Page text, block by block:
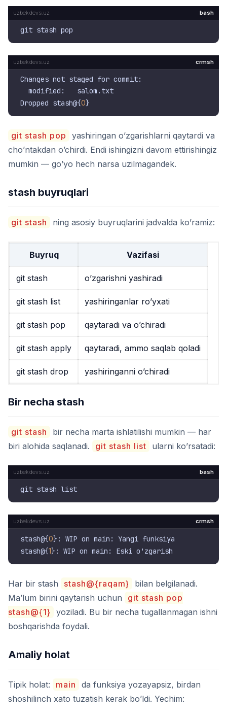
bash
crmsh
Changes not staged for commit:
  modified:   salom.txt
Dropped stash@{0
git stash pop
yashiringan o’zgarishlarni qaytardi va
cho’ntakdan o’chirdi. Endi ishingizni davom ettirishingiz
mumkin — go’yo hech narsa uzilmagandek.
stash buyruqlari
git stash ning asosiy buyruqlarini jadvalda ko’ramiz:
Buyruq Vazifasi
git stash o’zgarishni yashiradi
git stash list yashiringanlar ro’yxati
git stash pop qaytaradi va o’chiradi
git stash apply qaytaradi, ammo saqlab qoladi
git stash drop yashiringanni o’chiradi
Bir necha stash
git stash
bir necha marta ishlatilishi mumkin — har
biri alohida saqlanadi.
git stash list ularni ko’rsatadi:
bash
crmsh
stash@{0}: WIP on main: Yangi funksiya
stash@{1
Har bir stash stash@{raqam}
bilan belgilanadi.
Ma’lum birini qaytarish uchun
git stash pop
stash@{1}
yoziladi. Bu bir necha tugallanmagan ishni
boshqarishda foydali.
Amaliy holat
Tipik holat: main
da funksiya yozayapsiz, birdan
shoshilinch xato tuzatish kerak bo’ldi. Yechim: